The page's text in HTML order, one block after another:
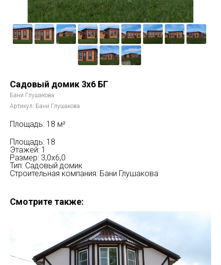
Садовый домик 3х6 БГ
Бани Глушакова
Артикул: Бани Глушакова
Площадь: 18 м²
Площадь: 18
Этажей: 1
Размер: 3,0х6,0
Тип: Садовый домик
Строительная компания: Бани Глушакова
Смотрите также: